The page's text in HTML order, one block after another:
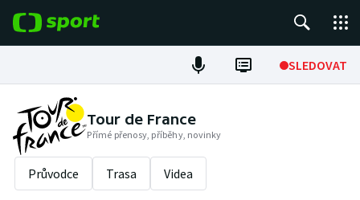
SLEDOVAT
Fotbal
Hokej
Tenis
Tour de France
Přímé přenosy, příběhy, novinky
Průvodce Trasa Videa